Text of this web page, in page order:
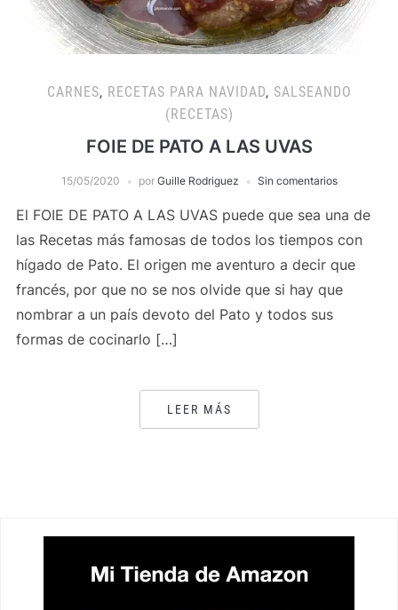
CARNES, RECETAS PARA NAVIDAD, SALSEANDO
(RECETAS)
FOIE DE PATO A LAS UVAS
15/05/2020 por Guille Rodriguez Sin comentarios
El FOIE DE PATO A LAS UVAS puede que sea una de
las Recetas más famosas de todos los tiempos con
hígado de Pato. El origen me aventuro a decir que
francés, por que no se nos olvide que si hay que
nombrar a un país devoto del Pato y todos sus
formas de cocinarlo […]
LEER MÁS